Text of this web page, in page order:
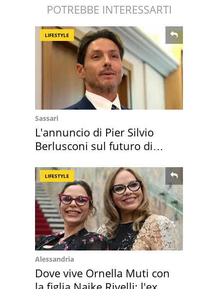
POTREBBE INTERESSARTI
LIFESTYLE
Sassari
L'annuncio di Pier Silvio
Berlusconi sul futuro di
LIFESTYLE
Alessandria
Dove vive Ornella Muti con